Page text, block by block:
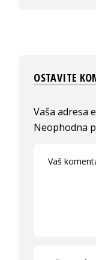
OSTAVITE
Vaša adresa
Neophodna